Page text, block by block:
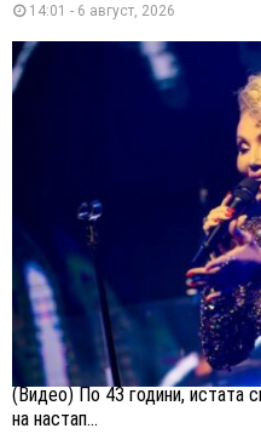
14:01 - 6 август, 2026
(Видео) По 43 години, истата
на настап...